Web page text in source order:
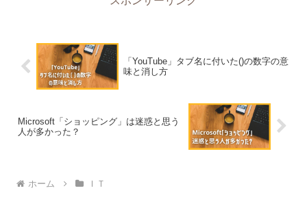
「YouTube」タブ名に付いた()の数字の意
味と消し方
Microsoft「ショッピング」は迷惑と思う
人が多かった？
ホーム ＩＴ